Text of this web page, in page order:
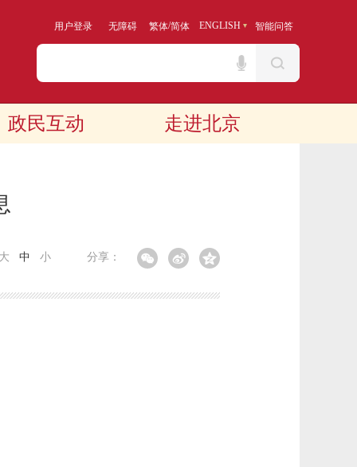
用户登录 无障碍 繁体/简体 ENGLISH 智能问答
政民互动 走进北京
分享：
中 小